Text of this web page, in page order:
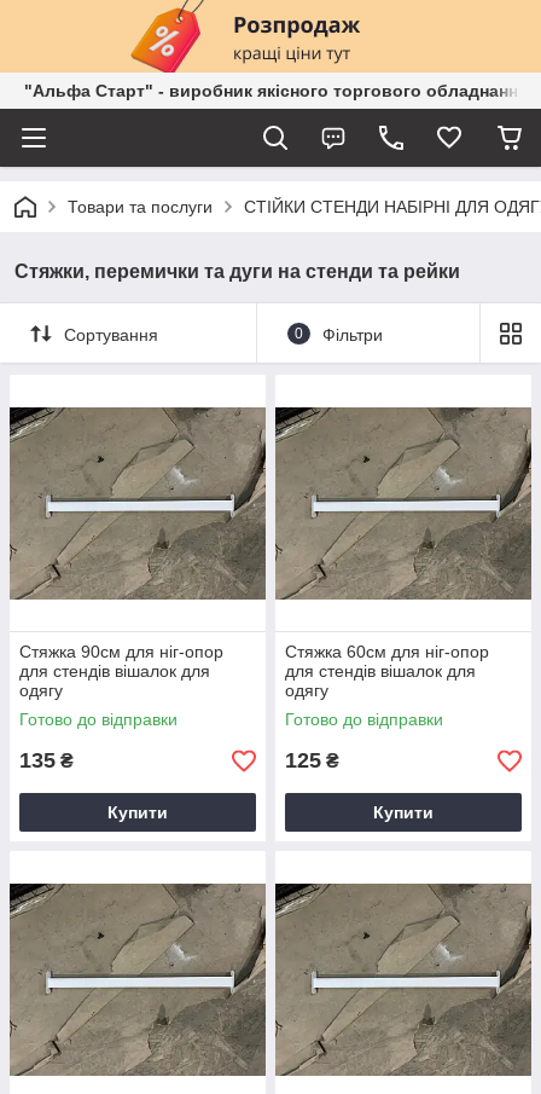
"Альфа Старт" - виробник якісного торгового обладнання
Товари та послуги СТІЙКИ СТЕНДИ НАБІРНІ ДЛЯ
Стяжки, перемички та дуги на стенди та рейки
Сортування 0 Фільтри
Стяжка 90см для ніг-опор
для стендів вішалок для
одягу
Готово до відправки
135 ₴
Купити
Стяжка 60см для ніг-опор
для стендів вішалок для
одягу
Готово до відправки
125 ₴
Купити